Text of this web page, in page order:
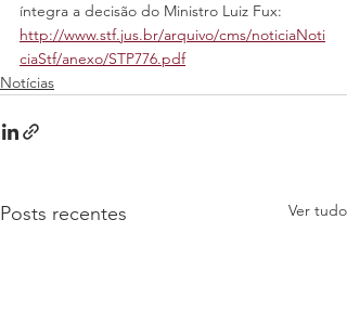
íntegra a decisão do Ministro Luiz Fux:
http://www.stf.jus.br/arquivo/cms/noticiaNoti
ciaStf/anexo/STP776.pdf
Notícias
Posts recentes Ver tudo